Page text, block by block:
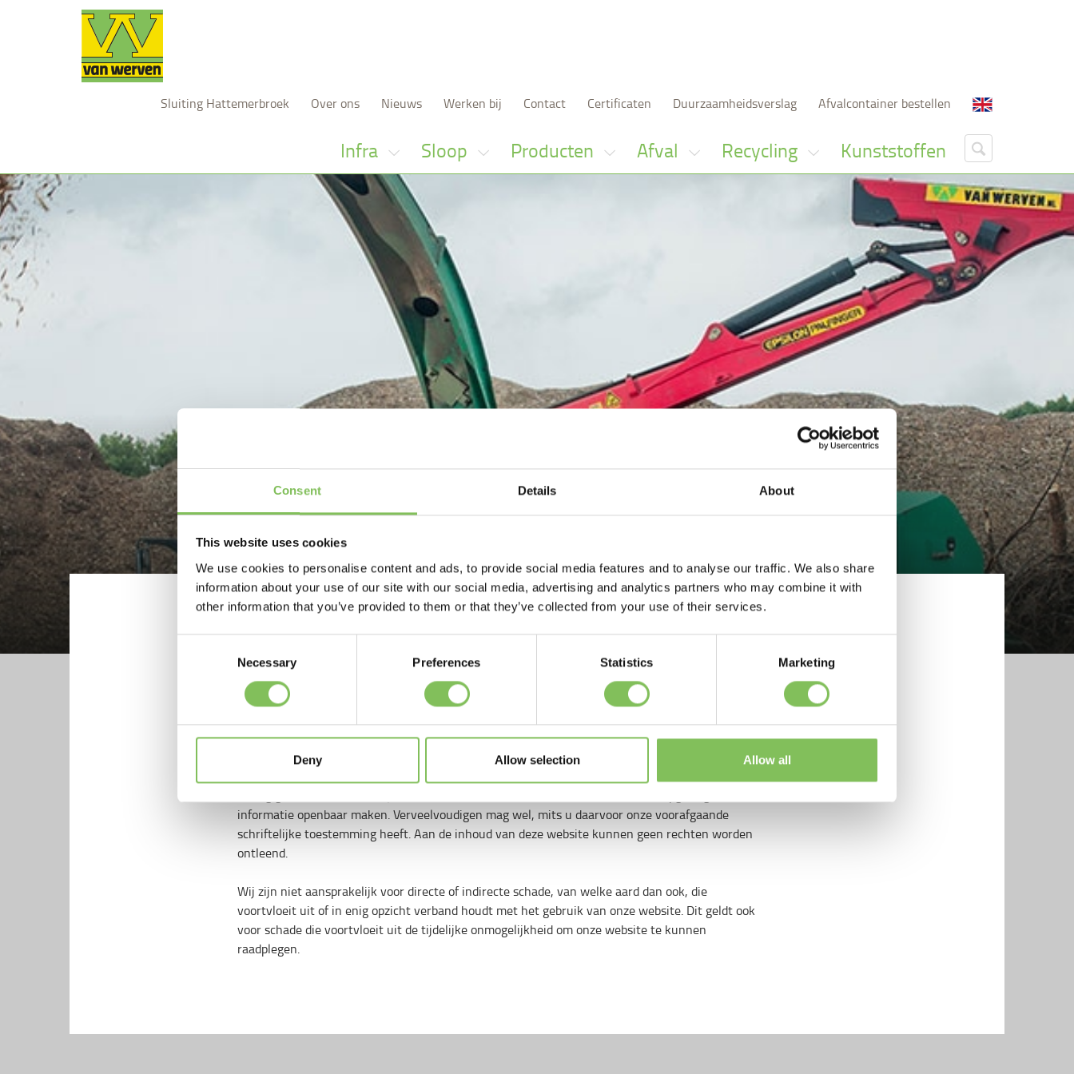
Consent Details About
This website uses cookies
We use cookies to personalise content and ads, to provide social media features and to analyse our traffic. We also share
information about your use of our site with our social media, advertising and analytics partners who may combine it with
other information that you’ve provided to them or that they’ve collected from your use of their services.
Necessary Preferences Statistics Marketing
Deny Allow selection Allow all
Sluiting Hattemerbroek Over ons Nieuws Werken bij Contact Certificaten Duurzaamheidsverslag Afvalcontainer bestellen
Infra Sloop Producten Afval Recycling Kunststoffen
Disclaimer
Wij onderhouden onze website met zorg en aandacht. Toch kan het zijn dat de informatie op
onze website niet juist of onvolledig is. Bovendien vullen wij de informatie regelmatig aan. Deze
aanbrengen. Het kan dus zijn dat de informatie die u op een bepaald moment op onze site vond,
niet meer exact dezelfde informatie is als nu op deze site staat.
informatie openbaar maken. Verveelvoudigen mag wel, mits u daarvoor onze voorafgaande
schriftelijke toestemming heeft. Aan de inhoud van deze website kunnen geen rechten worden
ontleend.
Wij zijn niet aansprakelijk voor directe of indirecte schade, van welke aard dan ook, die
voortvloeit uit of in enig opzicht verband houdt met het gebruik van onze website. Dit geldt ook
voor schade die voortvloeit uit de tijdelijke onmogelijkheid om onze website te kunnen
raadplegen.